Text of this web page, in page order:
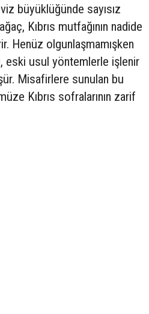
büyüklüğünde sayısız
Kıbrıs mutfağının nadide
Henüz olgunlaşmamışken
eski usul yöntemlerle işlenir
Misafirlere sunulan bu
Kıbrıs sofralarının zarif